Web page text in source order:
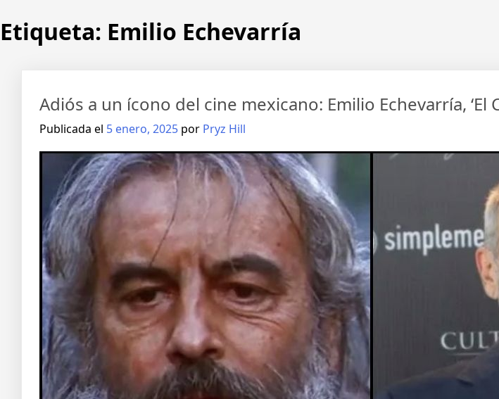
Etiqueta: Emilio Echevarría
Adiós a un ícono del cine mexicano: Emilio Echevarría, ‘El
Publicada el 5 enero, 2025 por Pryz Hill